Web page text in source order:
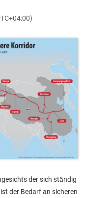
der sich ständig
der Bedarf an sicheren